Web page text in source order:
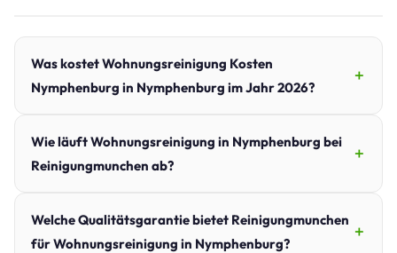
Was kostet Wohnungsreinigung Kosten
Nymphenburg in Nymphenburg im Jahr 2026?
Wie läuft Wohnungsreinigung in Nymphenburg bei
Reinigungmunchen ab?
Welche Qualitätsgarantie bietet Reinigungmunchen
für Wohnungsreinigung in Nymphenburg?